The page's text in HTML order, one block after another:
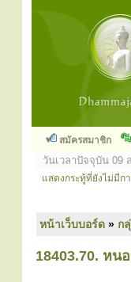
สมัครสมาชิก
วันเวลาปัจจุบัน 09
แสดงกระทู้ที่ยังไม่มีก
หน้าเว็บบอร์ด » ก
18403.70. หน